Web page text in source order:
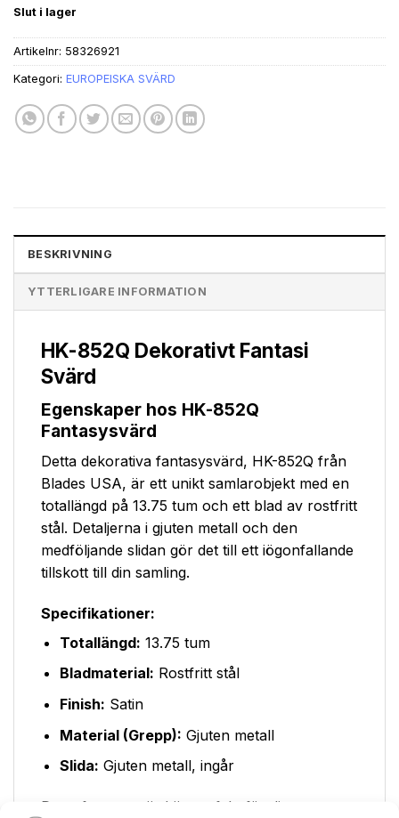
var:
kr504.13.
är:
kr404.16.
Slut i lager
Artikelnr: 58326921
Kategori: EUROPEISKA SVÄRD
BESKRIVNING
YTTERLIGARE INFORMATION
HK-852Q Dekorativt Fantasi
Svärd
Egenskaper hos HK-852Q
Fantasysvärd
Detta dekorativa fantasysvärd, HK-852Q från
Blades USA, är ett unikt samlarobjekt med en
totallängd på 13.75 tum och ett blad av rostfritt
stål. Detaljerna i gjuten metall och den
medföljande slidan gör det till ett iögonfallande
tillskott till din samling.
Specifikationer:
Totallängd: 13.75 tum
Bladmaterial: Rostfritt stål
Finish: Satin
Material (Grepp): Gjuten metall
Slida: Gjuten metall, ingår
Detta fantasysvärd är perfekt för dig som